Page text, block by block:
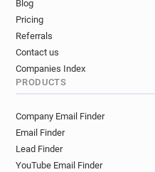
m********@parisnanterre.fr
m******@parisnanterre.fr
j*********@parisnanterre.fr
a*****@parisnanterre.fr
Blog
Pricing
Referrals
Contact us
Companies Index
PRODUCTS
Company Email Finder
Email Finder
Lead Finder
YouTube Email Finder